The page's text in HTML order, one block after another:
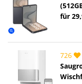
für
726